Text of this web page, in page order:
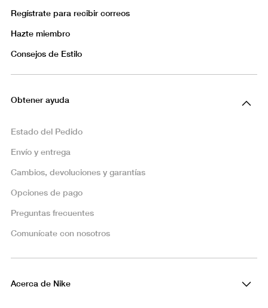
Regístrate para recibir correos
Hazte miembro
Consejos de Estilo
Obtener ayuda
Estado del Pedido
Envío y entrega
Cambios, devoluciones y garantías
Opciones de pago
Preguntas frecuentes
Comunícate con nosotros
Acerca de Nike